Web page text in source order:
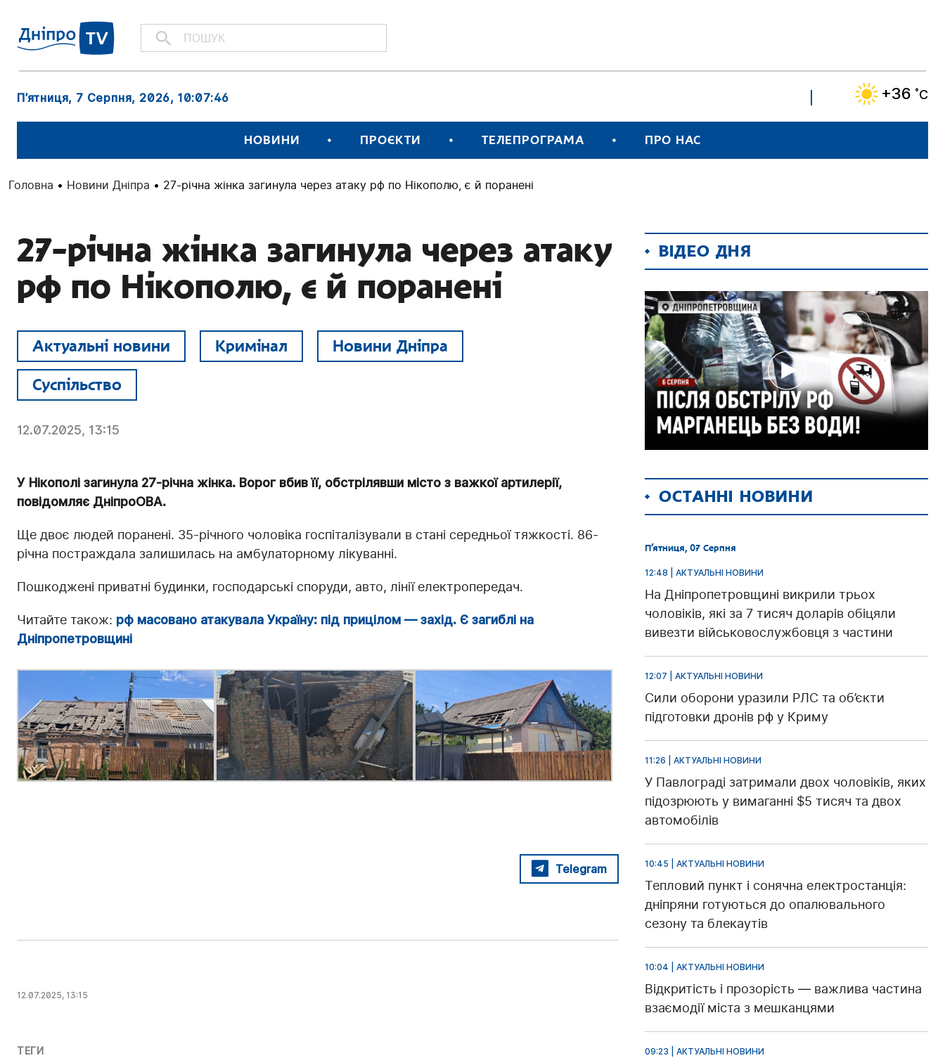
П’ятниця, 7 Серпня, 2026, 10:07:47 +36 ˚C
НОВИНИ ПРОЄКТИ ТЕЛЕПРОГРАМА ПРО НАС
Головна • Новини Дніпра • 27-річна жінка загинула через атаку рф по Нікополю, є й поранені
27-річна жінка загинула через атаку
рф по Нікополю, є й поранені
Актуальні новини Кримінал Новини Дніпра
Суспільство
12.07.2025, 13:15
У Нікополі загинула 27-річна жінка. Ворог вбив її, обстрілявши місто з важкої артилерії,
повідомляє ДніпроОВА.
Ще двоє людей поранені. 35-річного чоловіка госпіталізували в стані середньої тяжкості. 86-
річна постраждала залишилась на амбулаторному лікуванні.
Пошкоджені приватні будинки, господарські споруди, авто, лінії електропередач.
Читайте також: рф масовано атакувала Україну: під прицілом — захід. Є загиблі на
Дніпропетровщині
Telegram
12.07.2025, 13:15
ТЕГИ
ВІДЕО ДНЯ
ОСТАННІ НОВИНИ
П’ятниця, 07 Серпня
12:48 | АКТУАЛЬНІ НОВИНИ
На Дніпропетровщині викрили трьох
чоловіків, які за 7 тисяч доларів обіцяли
вивезти військовослужбовця з частини
12:07 | АКТУАЛЬНІ НОВИНИ
Сили оборони уразили РЛС та об’єкти
підготовки дронів рф у Криму
11:26 | АКТУАЛЬНІ НОВИНИ
У Павлограді затримали двох чоловіків, яких
підозрюють у вимаганні $5 тисяч та двох
автомобілів
10:45 | АКТУАЛЬНІ НОВИНИ
Тепловий пункт і сонячна електростанція:
дніпряни готуються до опалювального
сезону та блекаутів
10:04 | АКТУАЛЬНІ НОВИНИ
Відкритість і прозорість — важлива частина
взаємодії міста з мешканцями
09:23 | АКТУАЛЬНІ НОВИНИ